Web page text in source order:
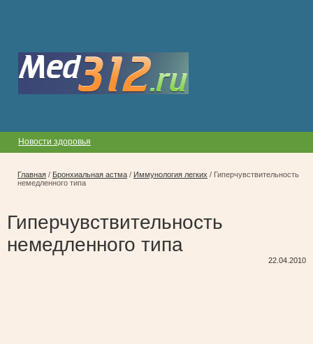
Новости здоровья
Главная / Бронхиальная астма / Иммунология легких / Гиперчувствительность
немедленного типа
Гиперчувствительность
немедленного типа
22.04.2010